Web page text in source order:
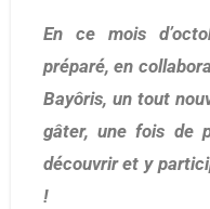
En ce mois d’octobre, Not Magazine vous a
préparé, en
Bayôris, un tout
gâter, une fois de
découvrir et y
!